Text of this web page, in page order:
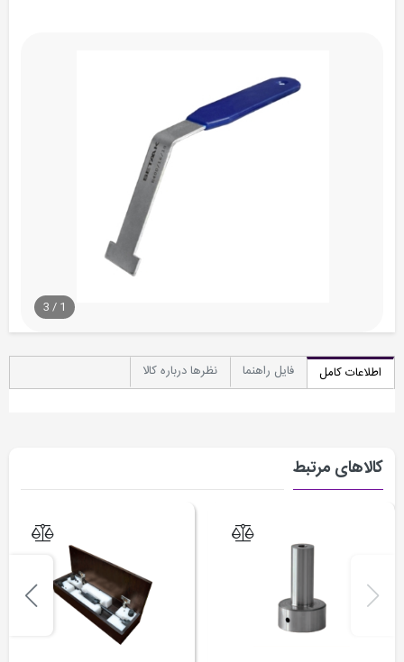
1
/
3
اطلاعات کامل فایل راهنما نظرها درباره کالا
کالاهای مرتبط